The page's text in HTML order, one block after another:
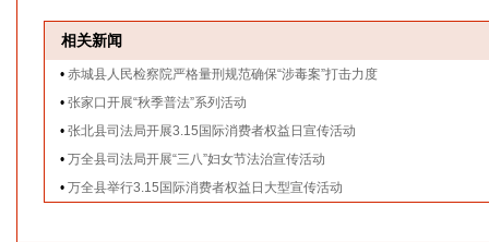
相关新闻
• 赤城县人民检察院严格量刑规范确保“涉毒案”打击力度
• 张家口开展“秋季普法”系列活动
• 张北县司法局开展3.15国际消费者权益日宣传活动
• 万全县司法局开展“三八”妇女节法治宣传活动
• 万全县举行3.15国际消费者权益日大型宣传活动